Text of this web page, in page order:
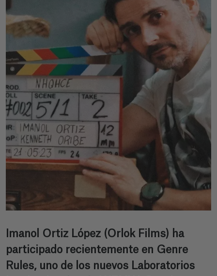
Imanol Ortiz López (Orlok Films) ha
participado recientemente en Genre
Rules, uno de los nuevos Laboratorios